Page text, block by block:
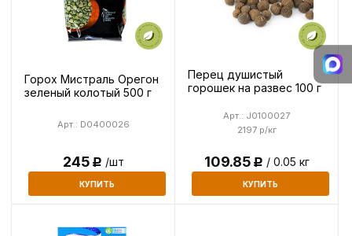
Горох Мистраль Орегон
зеленый колотый 500 г
Арт.: D0400026
245Р /шт
КУПИТЬ
Перец душистый
горошек на развес 100 г
2197 р/кг
Арт.: J0100027
109.85Р / 0.05 кг
КУПИТЬ